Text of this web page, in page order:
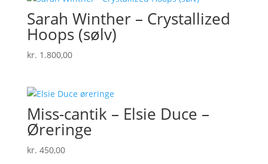
Sarah Winther – Crystallized
Hoops (sølv)
kr. 1.800,00
Miss-cantik – Elsie Duce –
Øreringe
kr. 450,00